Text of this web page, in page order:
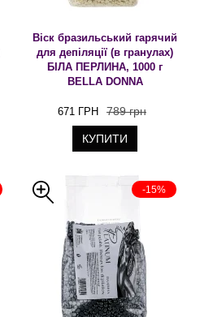
Віск бразильський гарячий
для депіляції (в гранулах)
БІЛА ПЕРЛИНА, 1000 г
BELLA DONNA
671 ГРН 789 грн
КУПИТИ
-15%